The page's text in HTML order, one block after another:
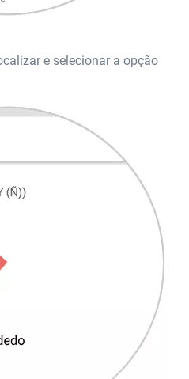
e selecionar a opção